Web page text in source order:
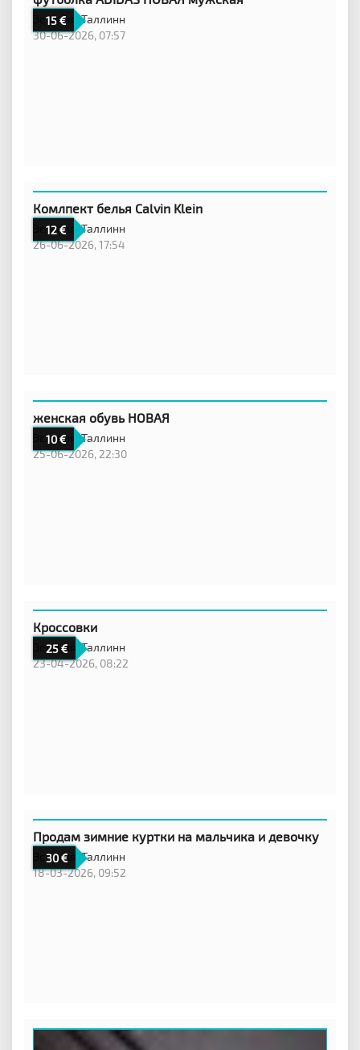
15
Эстония,Таллинн
30-06-2026, 07:57
12
Комлпект белья Calvin Klein
Эстония,Таллинн
26-06-2026, 17:54
10
женская обувь НОВАЯ
Эстония,Таллинн
25-06-2026, 22:30
25
Кроссовки
Эстония,Таллинн
23-04-2026, 08:22
30
Продам зимние куртки на мальчика и девочку
Эстония,Таллинн
18-03-2026, 09:52